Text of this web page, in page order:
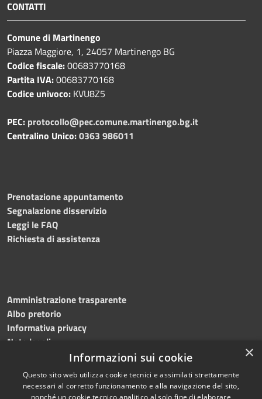
CONTATTI
Comune di Martinengo
Piazza Maggiore, 1, 24057 Martinengo BG
Codice fiscale:00683770168
Partita IVA:00683770168
Codice univoco: KVU8Z5
PEC: protocollo@pec.comune.martinengo.bg.it
Centralino Unico:0363 986011
Prenotazione appuntamento
Segnalazione disservizio
Leggi le FAQ
Richiesta di assistenza
Amministrazione trasparente
Albo pretorio
Informativa privacy
Note legali
Dichiarazione di accessibilità
×
Informazioni sui cookie
Questo sito web utilizza cookie tecnici e assimilati strettamente
necessari al corretto funzionamento e alla navigazione del sito,
nonché un cookie tecnico analitico al solo fine di elaborare